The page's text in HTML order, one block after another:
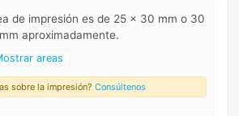
de impresión es de 25 x 30 mm o 30
aproximadamente.
areas
sobre la impresión? Consúltenos